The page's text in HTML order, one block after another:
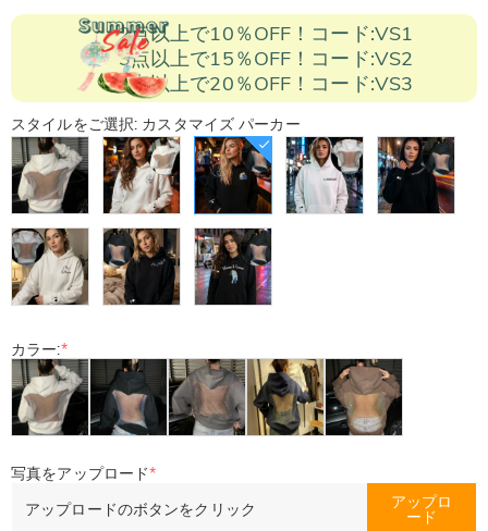
2点以上で10％OFF！コード:VS1
3点以上で15％OFF！コード:VS2
5点以上で20％OFF！コード:VS3
スタイルをご選択: カスタマイズ パーカー
カラー:*
写真をアップロード*
アップロードのボタンをクリック
アップロ
ード